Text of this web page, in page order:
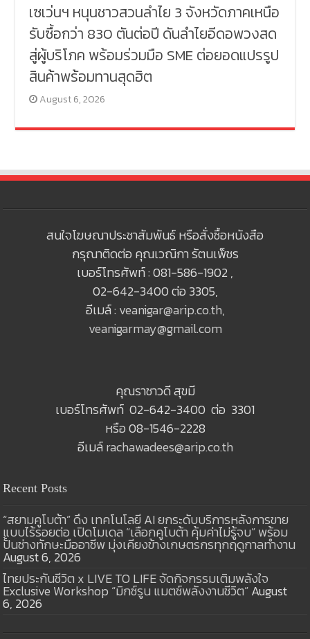
เซเว่นฯ หนุนชาวสวนลำไย 3 จังหวัดภาคเหนือ
รับซื้อกว่า 830 ตันต่อปี ดันลำไยอีดอพวงสด
สู่ผู้บริโภค พร้อมร่วมมือ SME ต่อยอดแปรรูป
สินค้าพร้อมทานสุดฮิต
August 6, 2026
สนใจโฆษณาประชาสัมพันธ์ หรือสั่งซื้อหนังสือ
กรุณาติดต่อ คุณเวณิกา รัตนเพ็ชร
เบอร์โทรศัพท์ : 081-586-1902 ,
02-642-3400 ต่อ 3305,
อีเมล์ : veanigar@arip.co.th,
veanigarmay@gmail.com
คุณราชาวดี สุขมี
เบอร์โทรศัพท์ 02-642-3400 ต่อ 3301
หรือ 08-1546-2228
อีเมล์rachawadees@arip.co.th
Recent Posts
“สยามคูโบต้า” ดึง เทคโนโลยี AI ยกระดับบริการหลังการขาย
แบบไร้รอยต่อ เปิดโมเดล “เลือกคูโบต้า คุ้มค่าไม่รู้จบ” พร้อม
ปั้นช่างทักษะมืออาชีพ มุ่งเคียงข้างเกษตรกรทุกฤดูกาลทำงาน
August 6, 2026
ไทยประกันชีวิต x LIVE TO LIFE จัดกิจกรรมเติมพลังใจ
Exclusive Workshop “มิกซ์รูน แมตช์พลังงานชีวิต”August
6, 2026